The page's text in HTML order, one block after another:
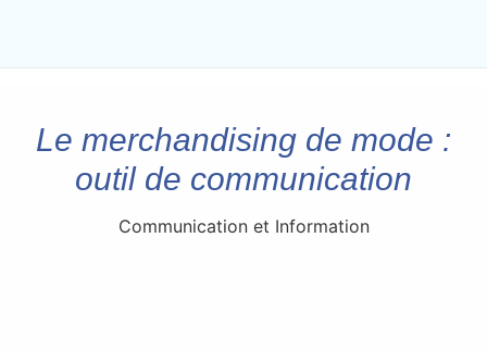
Le merchandising de mode :
outil de communication
Communication et Information